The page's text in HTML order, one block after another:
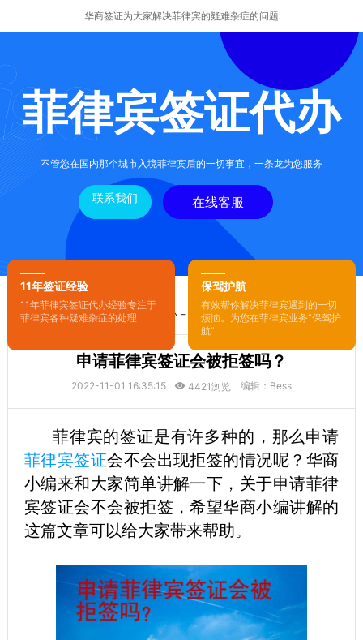
华商签证为大家解决菲律宾的疑难杂症的问题
菲律宾签证代办
不管您在国内那个城市入境菲律宾后的一切事宜，一条龙为您服务
联系我们 在线客服
11年签证经验
11年菲律宾签证代办经验专注于
菲律宾各种疑难杂症的处理
保驾护航
有效帮你解决菲律宾遇到的一切
烦恼。为您在菲律宾业务“保驾护
航”
您的位置：首页-菲律宾签证代办- 正文
申请菲律宾签证会被拒签吗？
2022-11-01 16:35:15 4421浏览 编辑：Bess
菲律宾的签证是有许多种的，那么申请
菲律宾签证会不会出现拒签的情况呢？华商
小编来和大家简单讲解一下，关于申请菲律
宾签证会不会被拒签，希望华商小编讲解的
这篇文章可以给大家带来帮助。